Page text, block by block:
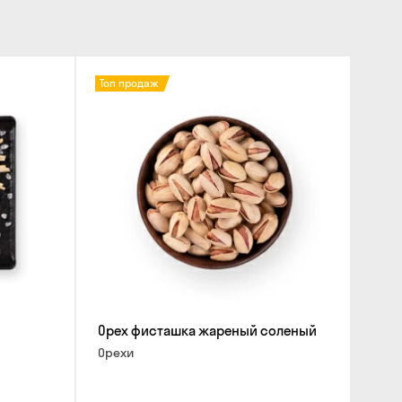
Топ продаж
Орех фисташка жареный соленый
Орехи